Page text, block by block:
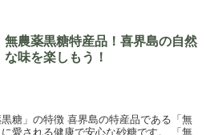
無農薬黒糖特産品！喜界島の自然
な味を楽しもう！
糖」の特徴 喜界島の特産品である「無
愛される健康で安心な砂糖です。 「無